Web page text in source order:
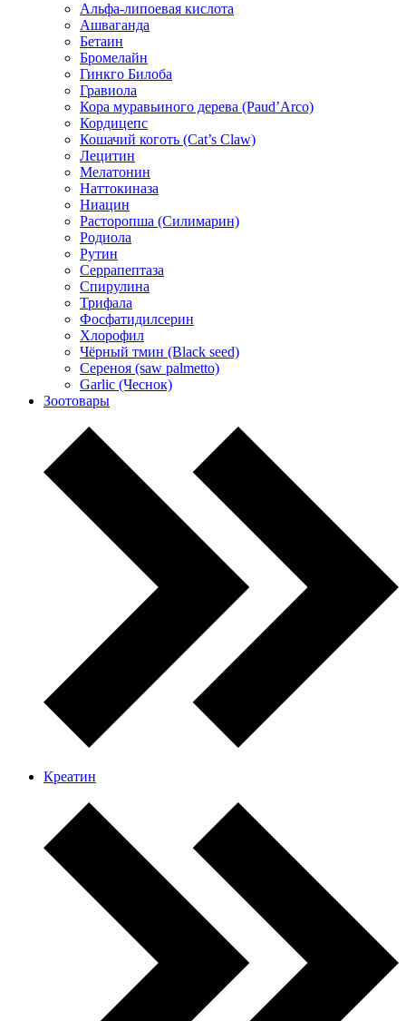
Альфа-липоевая кислота
Ашваганда
Бетаин
Бромелайн
Гинкго Билоба
Гравиола
Кора муравьиного дерева (Paud’Arco)
Кордицепс
Кошачий коготь (Cat’s Claw)
Лецитин
Мелатонин
Наттокиназа
Ниацин
Расторопша (Силимарин)
Родиола
Рутин
Серрапептаза
Спирулина
Трифала
Фосфатидилсерин
Хлорофил
Чёрный тмин (Black seed)
Сереноя (saw palmetto)
Garlic (Чеснок)
Зоотовары
Креатин